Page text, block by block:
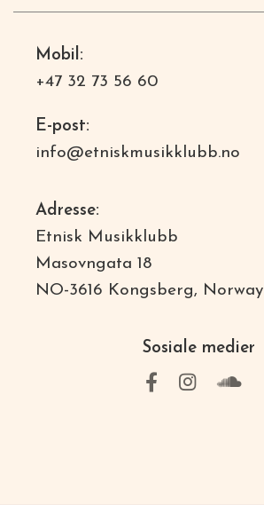
Mobil:
+47 32 73 56 60
E-post:
info@etniskmusikklubb.no
Adresse:
Etnisk Musikklubb
Masovngata 18
NO-3616 Kongsberg, Norway
Sosiale medier